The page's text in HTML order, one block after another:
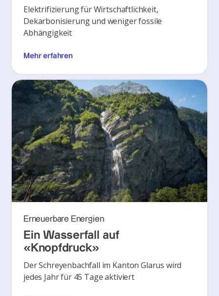
Elektrifizierung für Wirtschaftlichkeit,
Dekarbonisierung und weniger fossile
Abhängigkeit
Mehr erfahren
Erneuerbare Energien
Ein Wasserfall auf
«Knopfdruck»
Der Schreyenbachfall im Kanton Glarus wird
jedes Jahr für 45 Tage aktiviert